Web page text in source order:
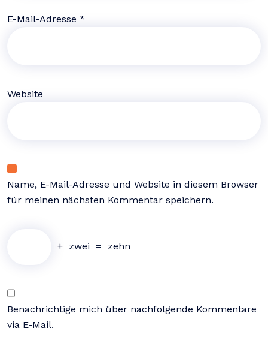
E-Mail-Adresse *
Website
Name, E-Mail-Adresse und Website in diesem Browser
für meinen nächsten Kommentar speichern.
+ zwei = zehn
Benachrichtige mich über nachfolgende Kommentare
via E-Mail.